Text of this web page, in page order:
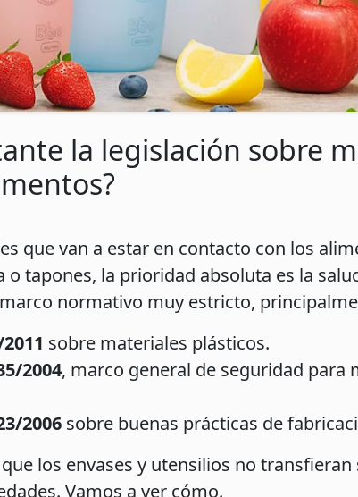
la legislación sobre
que van a estar en contacto con los
tapones, la prioridad absoluta es la
normativo muy estricto,
sobre materiales plásticos.
2004, marco general de seguridad para
2006 sobre buenas prácticas de
los envases y utensilios no
Vamos a ver cómo.